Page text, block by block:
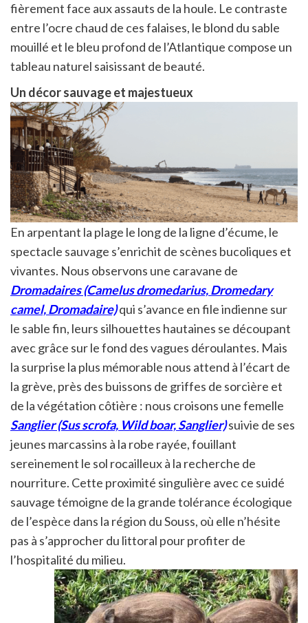
fièrement face aux assauts de la houle. Le contraste
entre l’ocre chaud de ces falaises, le blond du sable
mouillé et le bleu profond de l’Atlantique compose un
tableau naturel saisissant de beauté.
Un décor sauvage et majestueux
En arpentant la plage le long de la ligne d’écume, le
spectacle sauvage s’enrichit de scènes bucoliques et
vivantes. Nous observons une caravane de
Dromadaires (Camelus dromedarius, Dromedary
camel, Dromadaire)qui s’avance en file indienne sur
le sable fin, leurs silhouettes hautaines se découpant
avec grâce sur le fond des vagues déroulantes. Mais
la surprise la plus mémorable nous attend à l’écart de
la grève, près des buissons de griffes de sorcière et
de la végétation côtière : nous croisons une femelle
Sanglier (Sus scrofa, Wild boar, Sanglier)suivie de ses
jeunes marcassins à la robe rayée, fouillant
sereinement le sol rocailleux à la recherche de
nourriture. Cette proximité singulière avec ce suidé
sauvage témoigne de la grande tolérance écologique
de l’espèce dans la région du Souss, où elle n’hésite
pas à s’approcher du littoral pour profiter de
l’hospitalité du milieu.